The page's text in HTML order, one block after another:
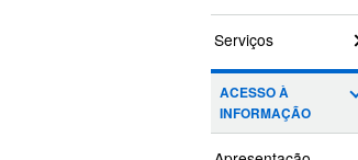
Serviços
ACESSO À
INFORMAÇÃO